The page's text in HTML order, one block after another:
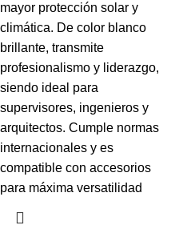
mayor protección solar y
climática. De color blanco
brillante, transmite
profesionalismo y liderazgo,
siendo ideal para
supervisores, ingenieros y
arquitectos. Cumple normas
internacionales y es
compatible con accesorios
para máxima versatilidad